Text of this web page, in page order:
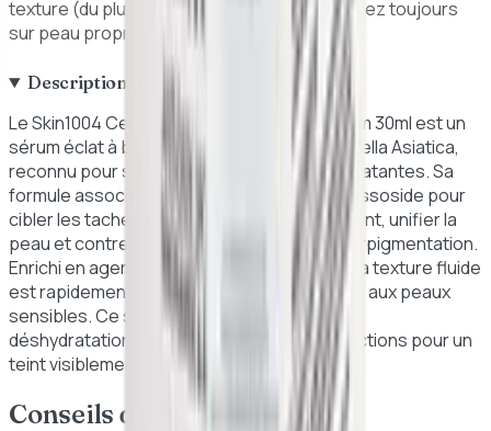
texture (du plus léger au plus épais). Appliquez toujours
sur peau propre.
Description détaillée
Le Skin1004 Centella Tone Brightening Serum 30ml est un
sérum éclat à base de 77% d'extrait de Centella Asiatica,
reconnu pour ses vertus apaisantes et hydratantes. Sa
formule associe la niacinamide et le madecassoside pour
cibler les taches pigmentaires, éclaircir le teint, unifier la
peau et contrer les signes visibles de l'hyperpigmentation.
Enrichi en agents hydratants et apaisants, sa texture fluide
est rapidement absorbée, convenant même aux peaux
sensibles. Ce sérum lutte à la fois contre la
déshydratation, les rougeurs et les imperfections pour un
teint visiblement plus uniforme et lumineux.
Conseils d'utilisation